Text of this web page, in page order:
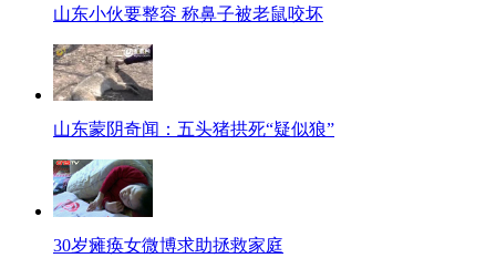
山东小伙要整容 称鼻子被老鼠咬坏
山东蒙阴奇闻：五头猪拱死“疑似狼”
30岁瘫痪女微博求助拯救家庭